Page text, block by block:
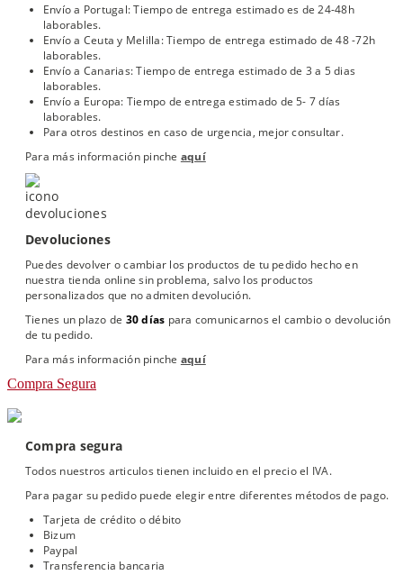
Envío a Portugal: Tiempo de entrega estimado es de 24-48h
laborables.
Envío a Ceuta y Melilla: Tiempo de entrega estimado de 48 -72h
laborables.
Envío a Canarias: Tiempo de entrega estimado de 3 a 5 dias
laborables.
Envío a Europa: Tiempo de entrega estimado de 5- 7 días
laborables.
Para otros destinos en caso de urgencia, mejor consultar.
Para más información pinche aquí
Devoluciones
Puedes devolver o cambiar los productos de tu pedido hecho en
nuestra tienda online sin problema, salvo los productos
personalizados que no admiten devolución.
Tienes un plazo de 30 días para comunicarnos el cambio o devolución
de tu pedido.
Para más información pinche aquí
Compra Segura
Compra segura
Todos nuestros articulos tienen incluido en el precio el IVA.
Para pagar su pedido puede elegir entre diferentes métodos de pago.
Tarjeta de crédito o débito
Bizum
Paypal
Transferencia bancaria